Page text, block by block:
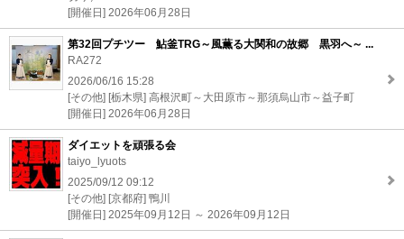
[開催日] 2026年06月28日
第32回プチツー 鮎釜TRG～風薫る大関和の故郷 黒羽へ～ ...
RA272
2026/06/16 15:28
[その他] [栃木県] 高根沢町～大田原市～那須烏山市～益子町
[開催日] 2026年06月28日
ダイエットを頑張る会
taiyo_lyuots
2025/09/12 09:12
[その他] [京都府] 鴨川
[開催日] 2025年09月12日 ～ 2026年09月12日